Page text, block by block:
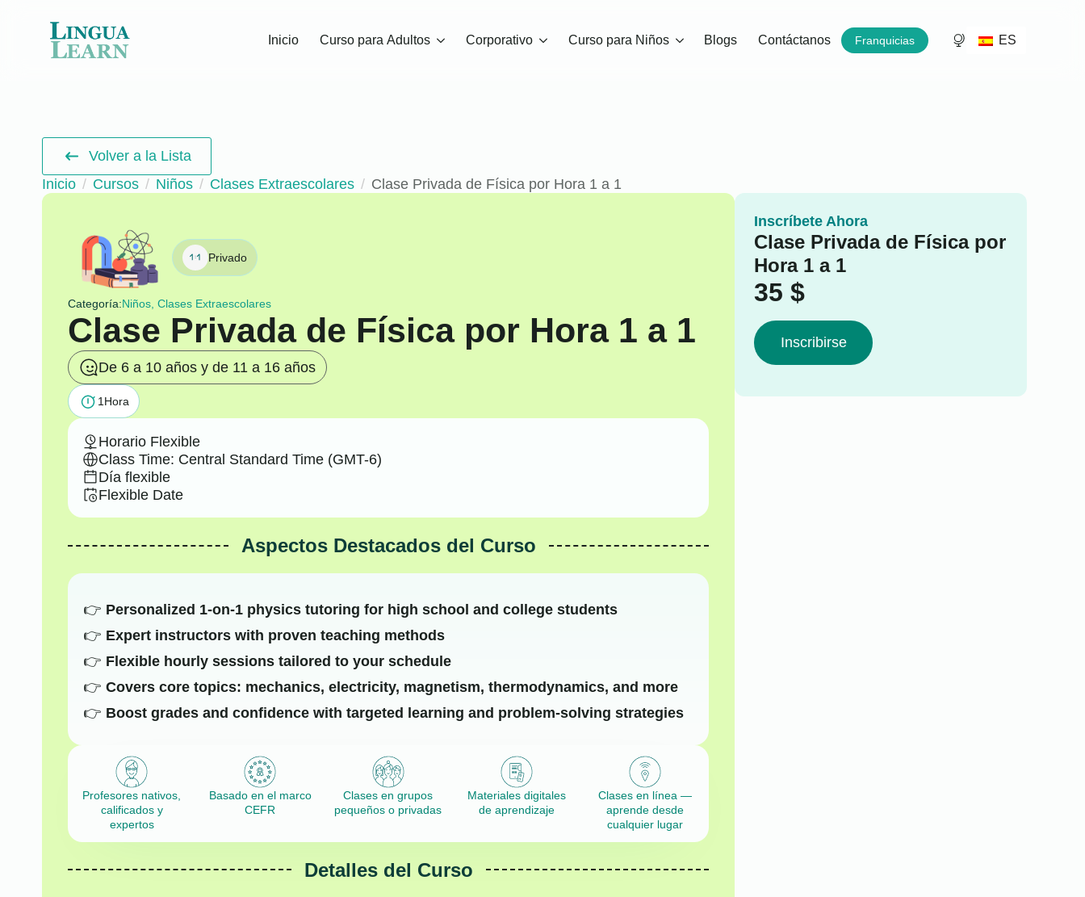
Inicio Curso para Adultos Corporativo Curso para Niños Blogs Contáctanos Franquicias ES
Volver a la Lista
Inicio
Cursos Niños Clases Extraescolares Clase Privada de Física por Hora 1 a 1
Privado
Categoría:Niños, Clases Extraescolares
Clase Privada de Física por Hora 1 a 1
De 6 a 10 años y de 11 a 16 años
1 Hora
Horario Flexible
Class Time: Central Standard Time (GMT-6)
Día flexible
Flexible Date
Aspectos Destacados del Curso
Personalized 1-on-1 physics tutoring for high school and college students
Expert instructors with proven teaching methods
Flexible hourly sessions tailored to your schedule
Covers core topics: mechanics, electricity, magnetism, thermodynamics, and more
Boost grades and confidence with targeted learning and problem-solving strategies
Profesores nativos,
calificados y
expertos
Basado en el marco
CEFR
Clases en grupos
pequeños o privadas
Materiales digitales
de aprendizaje
Clases en línea —
aprende desde
cualquier lugar
Detalles del Curso
Inscríbete Ahora
Clase Privada de Física por
Hora 1 a 1
35 $
Inscribirse